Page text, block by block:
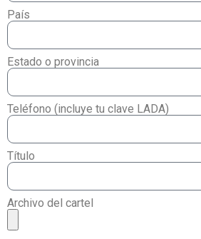
País
Estado o provincia
Teléfono (incluye tu clave LADA)
Título
Archivo del cartel